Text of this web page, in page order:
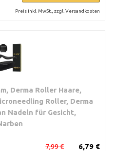
Preis inkl. MwSt., zzgl. Versandkosten
Derma Roller Haare,
Roller, Derma
Nadeln für Gesicht,
6,79 €
7,99 €